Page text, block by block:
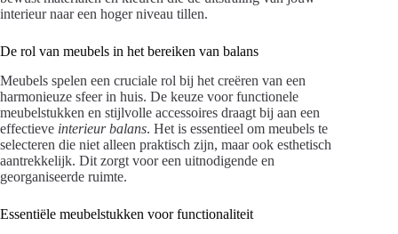
interieur naar een hoger niveau tillen.
De rol van meubels in het bereiken van balans
Meubels spelen een cruciale rol bij het creëren van een
harmonieuze sfeer in huis. De keuze voor functionele
meubelstukken en stijlvolle accessoires draagt bij aan een
effectieve interieur balans. Het is essentieel om meubels te
selecteren die niet alleen praktisch zijn, maar ook esthetisch
aantrekkelijk. Dit zorgt voor een uitnodigende en
georganiseerde ruimte.
Essentiële meubelstukken voor functionaliteit